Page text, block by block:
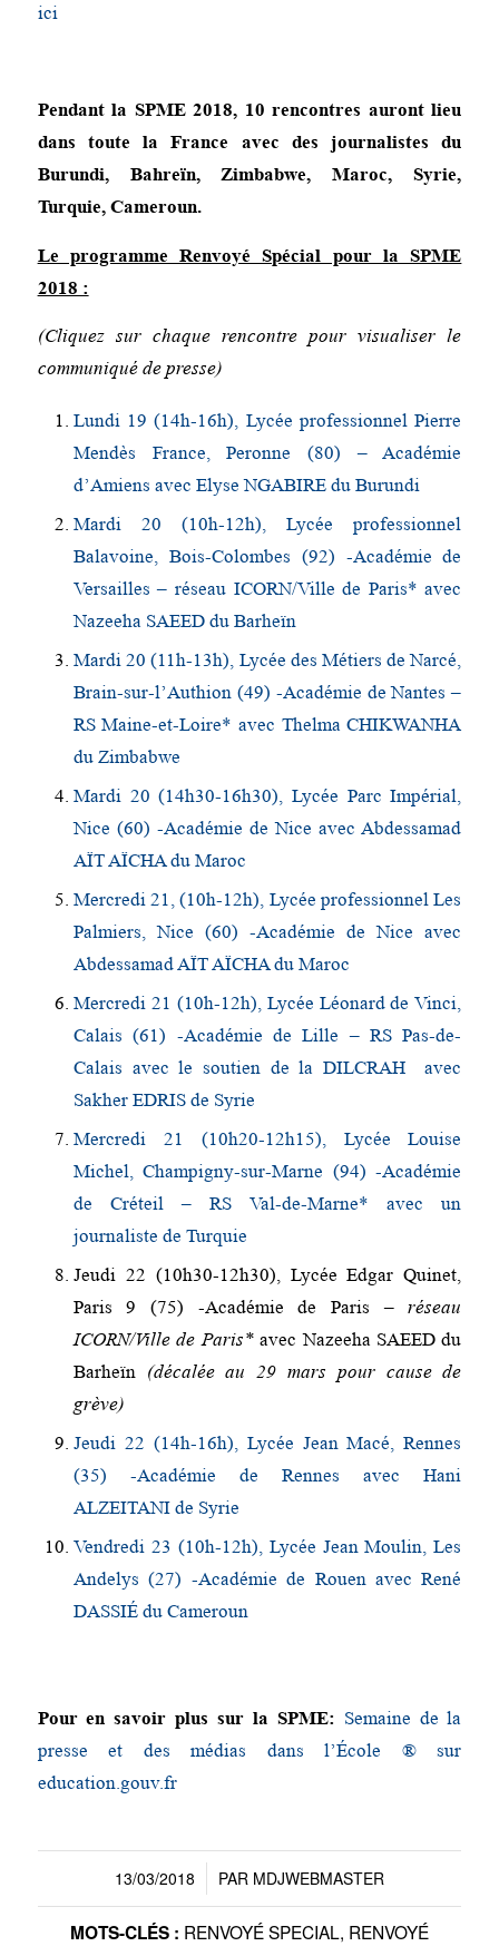
ici
Pendant la SPME 2018, 10 rencontres auront lieu
dans toute la France avec des journalistes du
Burundi, Bahreïn, Zimbabwe, Maroc, Syrie,
Turquie, Cameroun.
Le programme Renvoyé Spécial pour la SPME
2018 :
(Cliquez sur chaque rencontre pour visualiser le
communiqué de presse)
Lundi 19 (14h-16h), Lycée professionnel Pierre
Mendès France, Peronne (80) – Académie
d’Amiens avec Elyse NGABIRE du Burundi
Mardi 20 (10h-12h), Lycée professionnel
Balavoine, Bois-Colombes (92) -Académie de
Versailles – réseau ICORN/Ville de Paris* avec
Nazeeha SAEED du Barheïn
Mardi 20 (11h-13h), Lycée des Métiers de Narcé,
Brain-sur-l’Authion (49) -Académie de Nantes –
RS Maine-et-Loire* avec Thelma CHIKWANHA
du Zimbabwe
Mardi 20 (14h30-16h30), Lycée Parc Impérial,
Nice (60) -Académie de Nice avec Abdessamad
AÏT AÏCHA du Maroc
Mercredi 21, (10h-12h), Lycée professionnel Les
Palmiers, Nice (60) -Académie de Nice avec
Abdessamad AÏT AÏCHA du Maroc
Mercredi 21 (10h-12h), Lycée Léonard de Vinci,
Calais (61) -Académie de Lille – RS Pas-de-
Calais avec le soutien de la DILCRAH avec
Sakher EDRIS de Syrie
Mercredi 21 (10h20-12h15), Lycée Louise
Michel, Champigny-sur-Marne (94) -Académie
de Créteil – RS Val-de-Marne* avec un
journaliste de Turquie
Jeudi 22 (10h30-12h30), Lycée Edgar Quinet,
Paris 9 (75) -Académie de Paris –réseau
ICORN/Ville de Paris*avec Nazeeha SAEED du
Barheïn (décalée au 29 mars pour cause de
grève)
Jeudi 22 (14h-16h), Lycée Jean Macé, Rennes
(35) -Académie de Rennes avec Hani
ALZEITANI de Syrie
Vendredi 23 (10h-12h), Lycée Jean Moulin, Les
Andelys (27) -Académie de Rouen avec René
DASSIÉ du Cameroun
Pour en savoir plus sur la SPME: Semaine de la
presse et des médias dans l’École ® sur
education.gouv.fr
13/03/2018
/ PAR MDJWEBMASTER
MOTS-CLÉS : RENVOYÉ SPECIAL, RENVOYÉ